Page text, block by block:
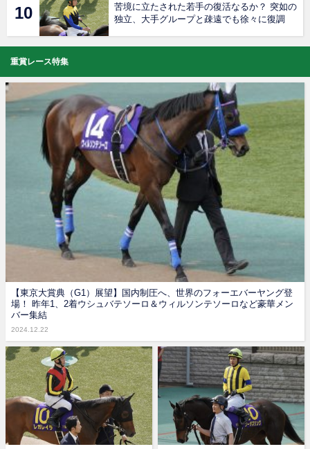
苦境に立たされた若手の復活なるか？ 突如の
独立、大手グループと疎遠でも徐々に復調
重賞レース特集
【東京大賞典（G1）展望】国内制圧へ、世界のフォーエバーヤング登
場！ 昨年1、2着ウシュバテソーロ＆ウィルソンテソーロなど豪華メン
バー集結
2024.12.22